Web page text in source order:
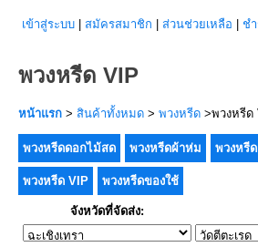
เข้าสู่ระบบ สมัครสมาชิก ส่วนช่วยเหลือ ชำ
พวงหรีด VIP
หน้าแรก > สินค้าทั้งหมด > พวงหรีด >พวงหรีด
พวงหรีดดอกไม้สด พวงหรีดผ้าห่ม พวงหรี
พวงหรีด VIP พวงหรีดของใช้
จังหวัดที่จัดส่ง: